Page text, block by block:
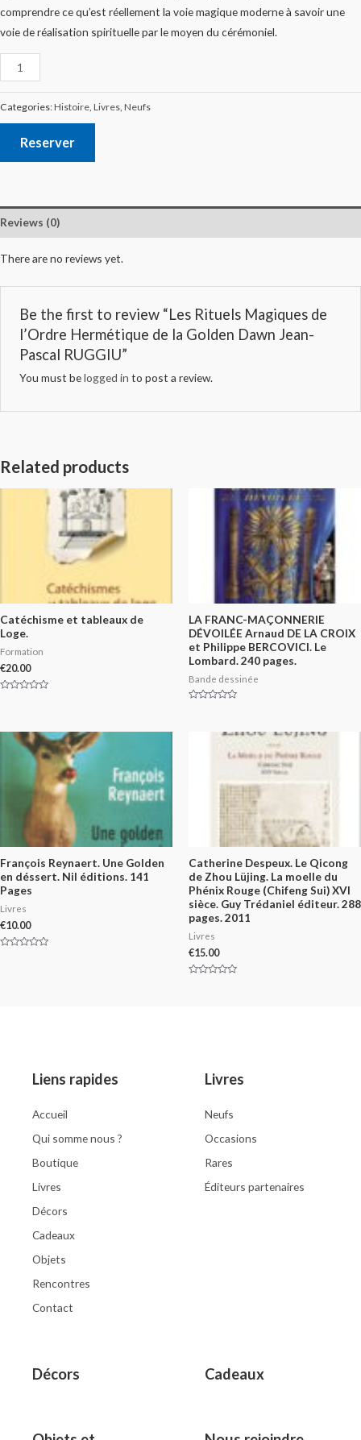
comprendre ce qu’est réellement la voie magique moderne à savoir une
voie de réalisation spirituelle par le moyen du cérémoniel.
Categories:Histoire Livres Neufs
Reserver
Reviews (0)
There are no reviews yet.
Be the first to review “Les Rituels Magiques de
l’Ordre Hermétique de la Golden Dawn Jean-
Pascal RUGGIU”
You must belogged in to post a review.
Related products
Catéchisme et tableaux de
Loge.
Formation
€20.00
5
LA FRANC-MAÇONNERIE
DÉVOILÉE Arnaud DE LA CROIX
et Philippe BERCOVICI. Le
Lombard. 240 pages.
Bande dessinée
François Reynaert. Une Golden
en déssert. Nil éditions. 141
Pages
Livres
€10.00
Catherine Despeux. Le Qicong
de Zhou Lüjing. La moelle du
Phénix Rouge (Chifeng Sui) XVI
sièce. Guy Trédaniel éditeur. 288
pages. 2011
Livres
€15.00
Liens rapides
Accueil
Qui somme nous ?
Boutique
Livres
Décors
Cadeaux
Objets
Rencontres
Contact
Livres
Neufs
Occasions
Rares
Éditeurs partenaires
Décors Cadeaux